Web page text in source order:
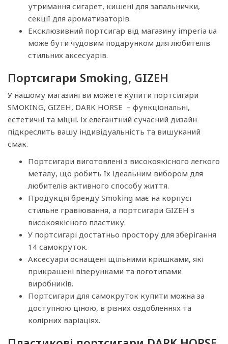
утримання сигарет, кишені для запальнички,
секції для ароматизаторів.
Ексклюзивний портсигар від магазину imperia ua
може бути чудовим подарунком для любителів
стильних аксесуарів.
Портсигари Smoking, GIZEH
У нашому магазині ви можете купити портсигари
SMOKING, GIZEH, DARK HORSE – функціональні,
естетичні та міцні. Їх елегантний сучасний дизайн
підкреслить вашу індивідуальність та вишуканий
смак.
Портсигари виготовлені з високоякісного легкого
металу, що робить їх ідеальним вибором для
любителів активного способу життя.
Продукція бренду Smoking має на корпусі
стильне гравіювання, а портсигари GIZEH з
високоякісного пластику.
У портсигарі достатньо простору для зберігання
14 самокруток.
Аксесуари оснащені щільними кришками, які
прикрашені візерунками та логотипами
виробників.
Портсигари для самокруток купити можна за
доступною ціною, в різних оздобленнях та
колірних варіаціях.